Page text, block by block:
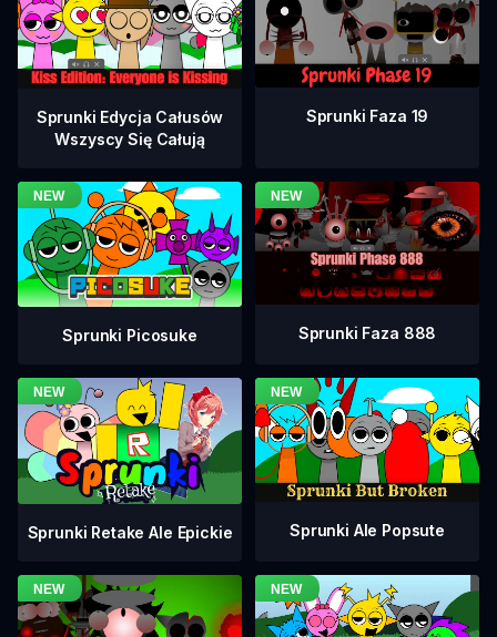
Sprunki Edycja Całusów
Wszyscy Się Całują
Sprunki Faza 19
Sprunki Picosuke Sprunki Faza 888
Sprunki Retake Ale Epickie Sprunki Ale Popsute